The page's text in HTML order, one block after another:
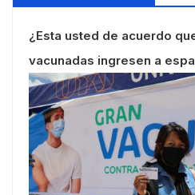
¿Esta usted de acuerdo
vacunadas ingresen a